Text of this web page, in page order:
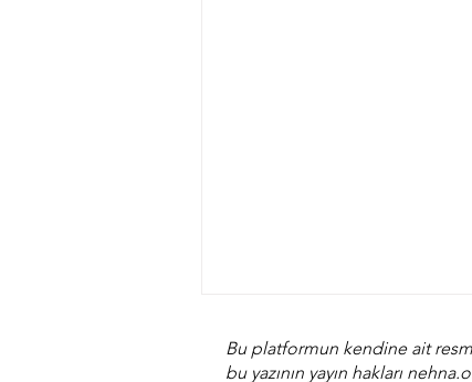
Bu platformun kendine ait
bu yazının yayın hakları